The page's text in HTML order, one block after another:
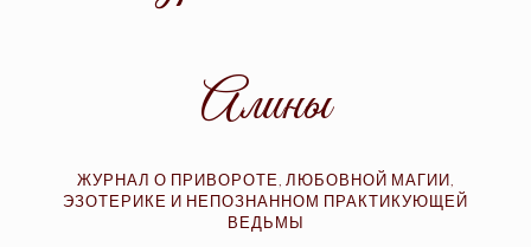
Алины
ЖУРНАЛ О ПРИВОРОТЕ, ЛЮБОВНОЙ МАГИИ,
ЭЗОТЕРИКЕ И НЕПОЗНАННОМ ПРАКТИКУЮЩЕЙ
ВЕДЬМЫ